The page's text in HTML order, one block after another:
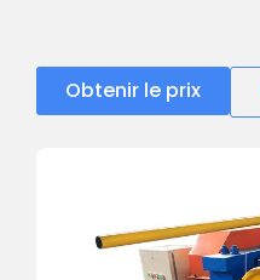
Obtenir le prix